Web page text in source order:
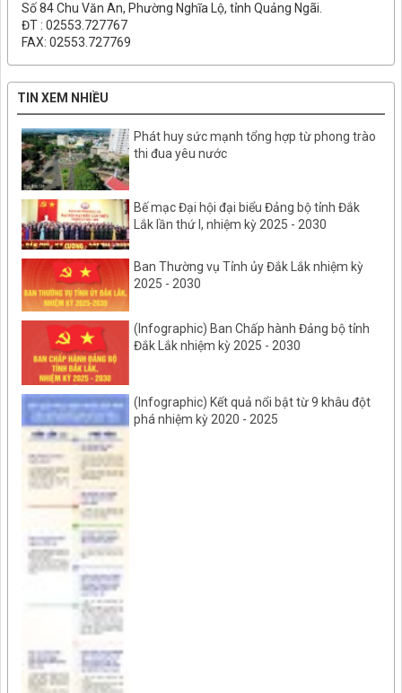
Số 84 Chu Văn An, Phường Nghĩa Lộ, tỉnh Quảng Ngãi.
ĐT : 02553.727767
FAX: 02553.727769
TIN XEM NHIỀU
Phát huy sức mạnh tổng hợp từ phong trào
thi đua yêu nước
Bế mạc Đại hội đại biểu Đảng bộ tỉnh Đắk
Lắk lần thứ I, nhiệm kỳ 2025 - 2030
Ban Thường vụ Tỉnh ủy Đắk Lắk nhiệm kỳ
2025 - 2030
(Infographic) Ban Chấp hành Đảng bộ tỉnh
Đắk Lắk nhiệm kỳ 2025 - 2030
(Infographic) Kết quả nổi bật từ 9 khâu đột
phá nhiệm kỳ 2020 - 2025